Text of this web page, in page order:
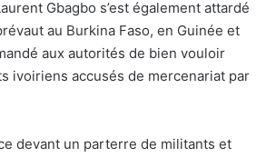
Gbagbo s’est également attardé
au Burkina Faso, en Guinée et
aux autorités de bien vouloir
ivoiriens accusés de mercenariat par
devant un parterre de militants et